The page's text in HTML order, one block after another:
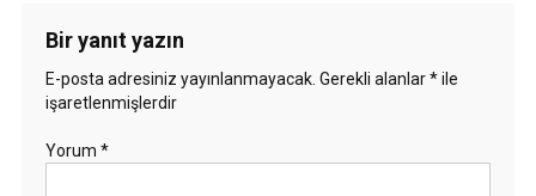
Bir yanıt yazın
E-posta adresiniz yayınlanmayacak. Gerekli alanlar*ile
işaretlenmişlerdir
Yorum *